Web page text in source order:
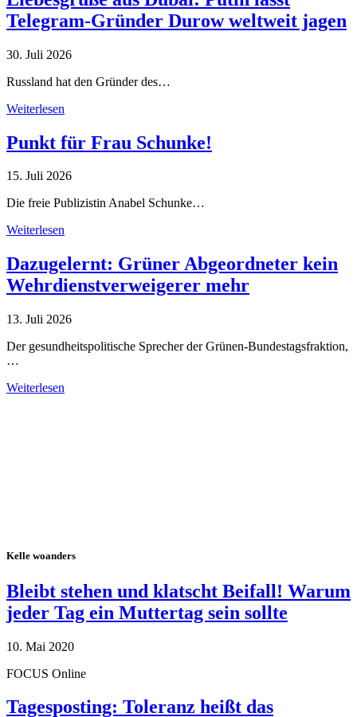
Telegram-Gründer Durow weltweit jagen
30. Juli 2026
Russland hat den Gründer des…
Weiterlesen
Punkt für Frau Schunke!
15. Juli 2026
Die freie Publizistin Anabel Schunke…
Weiterlesen
Dazugelernt: Grüner Abgeordneter kein
Wehrdienstverweigerer mehr
13. Juli 2026
Der gesundheitspolitische Sprecher der Grünen-Bundestagsfraktion,
…
Weiterlesen
Kelle woanders
Bleibt stehen und klatscht Beifall! Warum
jeder Tag ein Muttertag sein sollte
10. Mai 2020
FOCUS Online
Tagesposting: Toleranz heißt das